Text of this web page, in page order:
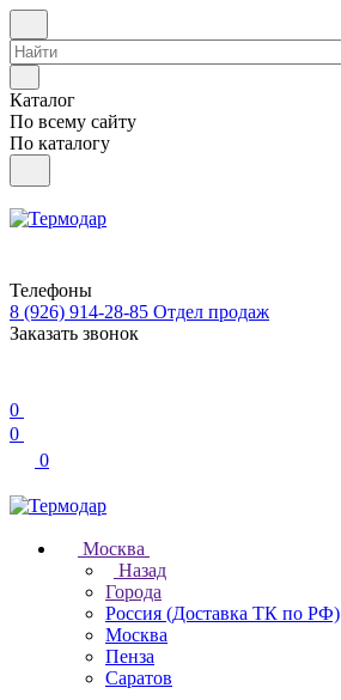
Каталог
По всему сайту
По каталогу
Телефоны
8 (926) 914-28-85 Отдел продаж
Заказать звонок
0
0
0
Москва
Назад
Города
Россия (Доставка ТК по РФ)
Москва
Пенза
Саратов